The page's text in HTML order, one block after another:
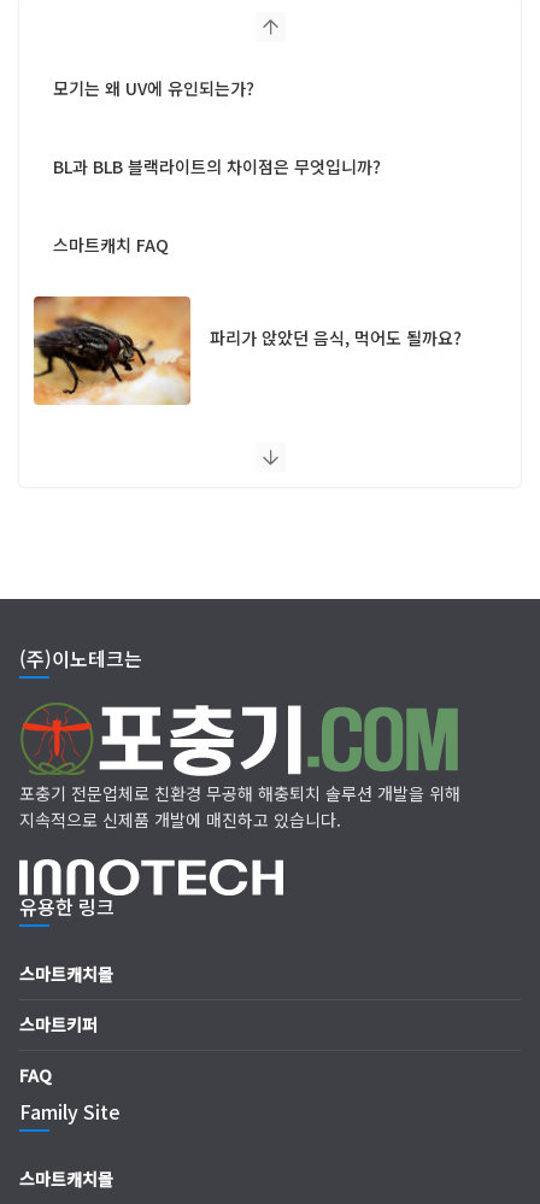
모기는 왜 UV에 유인되는가?
BL과 BLB 블랙라이트의 차이점은 무엇입니까?
스마트캐치 FAQ
파리가 앉았던 음식, 먹어도 될까요?
(주)이노테크는
포충기 전문업체로 친환경 무공해 해충퇴치 솔루션 개발을 위해
지속적으로 신제품 개발에 매진하고 있습니다.
유용한 링크
스마트캐치몰
스마트키퍼
FAQ
Family Site
스마트캐치몰